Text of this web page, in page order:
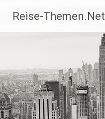
Inhalt
springen
Reise-Themen.Net